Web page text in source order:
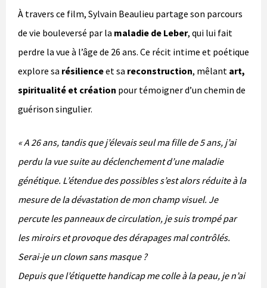
À travers ce film, Sylvain Beaulieu partage son parcours
de vie bouleversé par la maladie de Leber, qui lui fait
perdre la vue à l’âge de 26 ans. Ce récit intime et poétique
explore sa résilienceet sa reconstruction, mêlant art,
spiritualité et création pour témoigner d’un chemin de
guérison singulier.
« A 26 ans, tandis que j’élevais seul ma fille de 5 ans, j’ai
perdu la vue suite au déclenchement d’une maladie
génétique. L’étendue des possibles s’est alors réduite à la
mesure de la dévastation de mon champ visuel. Je
percute les panneaux de circulation, je suis trompé par
les miroirs et provoque des dérapages mal contrôlés.
Serai-je un clown sans masque ?
Depuis que l’étiquette handicap me colle à la peau, je n’ai